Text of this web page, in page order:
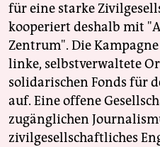
für eine starke
kooperiert deshalb mit
Zentrum". Die
linke, selbstverwaltete
solidarischen Fonds für
auf. Eine offene
zugänglichen
zivilgesellschaftliches